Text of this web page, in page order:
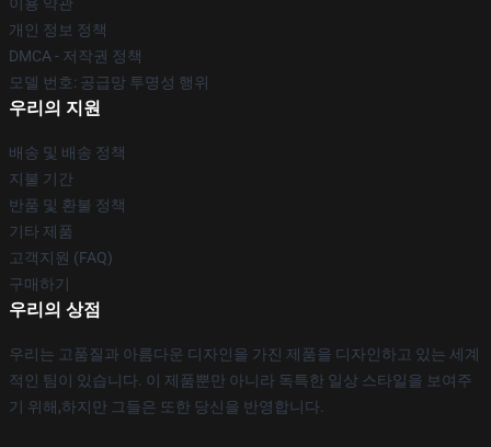
개인 정보 정책
DMCA - 저작권 정책
모델 번호: 공급망 투명성 행위
우리의 지원
배송 및 배송 정책
지불 기간
반품 및 환불 정책
기타 제품
고객지원 (FAQ)
구매하기
우리의 상점
우리는 고품질과 아름다운 디자인을 가진 제품을 디자인하고 있는 세계
적인 팀이 있습니다. 이 제품뿐만 아니라 독특한 일상 스타일을 보여주
기 위해,하지만 그들은 또한 당신을 반영합니다.